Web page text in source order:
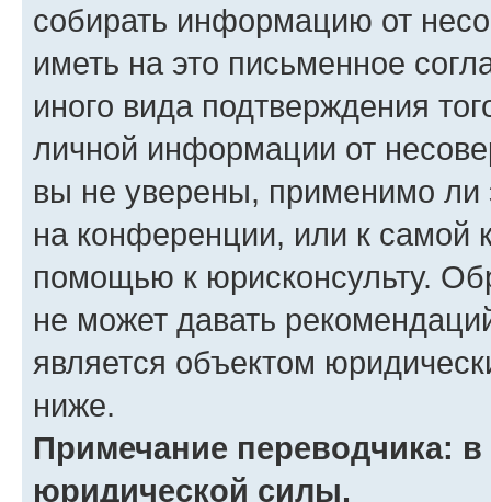
собирать информацию от
иметь на это письменное
иного вида подтверждения
личной информации от
вы не уверены, применимо ли
на конференции, или к самой
помощью к юрисконсульту.
не может давать
является объектом
ниже.
Примечание переводчика:
юридической силы.